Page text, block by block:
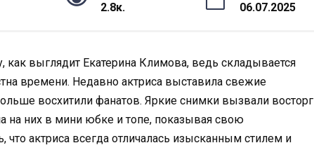
2.8к. 06.07.2025
как выглядит Екатерина Климова, ведь складывается
времени. Недавно актриса выставила свежие
восхитили фанатов. Яркие снимки вызвали восторг
на них в мини юбке и топе, показывая свою
актриса всегда отличалась изысканным стилем и